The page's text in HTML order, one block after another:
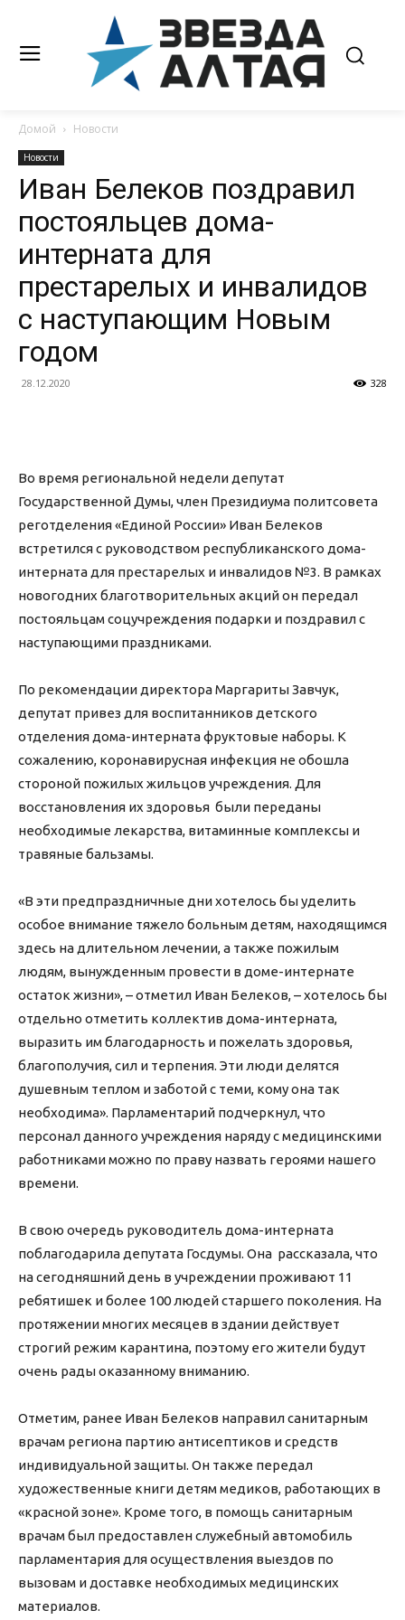
Домой Новости
Новости
Иван Белеков поздравил
постояльцев дома-
интерната для
престарелых и инвалидов
с наступающим Новым
годом
28.12.2020 328
Во время региональной недели депутат
Государственной Думы, член Президиума политсовета
реготделения «Единой России» Иван Белеков
встретился с руководством республиканского дома-
интерната для престарелых и инвалидов №3. В рамках
новогодних благотворительных акций он передал
постояльцам соцучреждения подарки и поздравил с
наступающими праздниками.
По рекомендации директора Маргариты Завчук,
депутат привез для воспитанников детского
отделения дома-интерната фруктовые наборы. К
сожалению, коронавирусная инфекция не обошла
стороной пожилых жильцов учреждения. Для
восстановления их здоровья были переданы
необходимые лекарства, витаминные комплексы и
травяные бальзамы.
«В эти предпраздничные дни хотелось бы уделить
особое внимание тяжело больным детям, находящимся
здесь на длительном лечении, а также пожилым
людям, вынужденным провести в доме-интернате
остаток жизни», – отметил Иван Белеков, – хотелось бы
отдельно отметить коллектив дома-интерната,
выразить им благодарность и пожелать здоровья,
благополучия, сил и терпения. Эти люди делятся
душевным теплом и заботой с теми, кому она так
необходима». Парламентарий подчеркнул, что
персонал данного учреждения наряду с медицинскими
работниками можно по праву назвать героями нашего
времени.
В свою очередь руководитель дома-интерната
поблагодарила депутата Госдумы. Она рассказала, что
на сегодняшний день в учреждении проживают 11
ребятишек и более 100 людей старшего поколения. На
протяжении многих месяцев в здании действует
строгий режим карантина, поэтому его жители будут
очень рады оказанному вниманию.
Отметим, ранее Иван Белеков направил санитарным
врачам региона партию антисептиков и средств
индивидуальной защиты. Он также передал
художественные книги детям медиков, работающих в
«красной зоне». Кроме того, в помощь санитарным
врачам был предоставлен служебный автомобиль
парламентария для осуществления выездов по
вызовам и доставке необходимых медицинских
материалов.